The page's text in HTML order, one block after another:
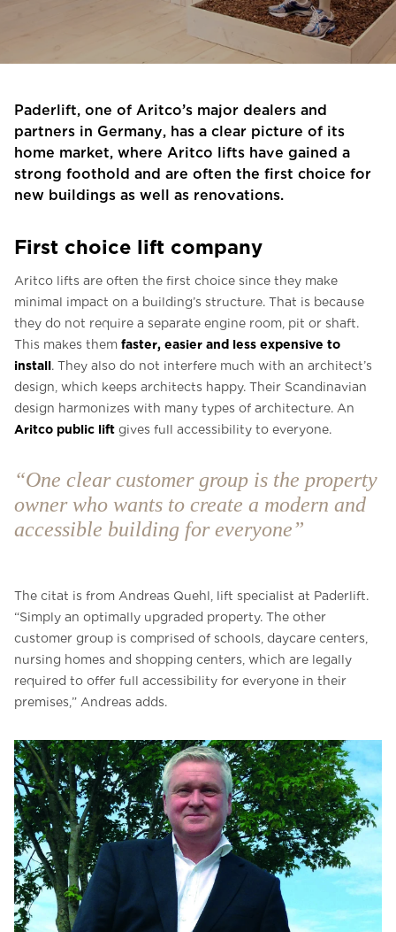
Liên hệ với chúng tôi
FAQ
Liên hệ với chúng tôi
Paderlift, one of Aritco’s major dealers and
partners in Germany, has a clear picture of its
home market, where Aritco lifts have gained a
strong foothold and are often the first choice for
new buildings as well as renovations.
First choice lift company
Aritco lifts are often the first choice since they make
minimal impact on a building’s structure. That is because
they do not require a separate engine room, pit or shaft.
This makes them faster, easier and less expensive to
install. They also do not interfere much with an architect’s
design, which keeps architects happy. Their Scandinavian
design harmonizes with many types of architecture. An
Aritco public lift gives full accessibility to everyone.
“One clear customer group is the property
owner who wants to create a modern and
accessible building for everyone”
The citat is from Andreas Quehl, lift specialist at Paderlift.
“Simply an optimally upgraded property. The other
customer group is comprised of schools, daycare centers,
nursing homes and shopping centers, which are legally
required to offer full accessibility for everyone in their
premises,” Andreas adds.